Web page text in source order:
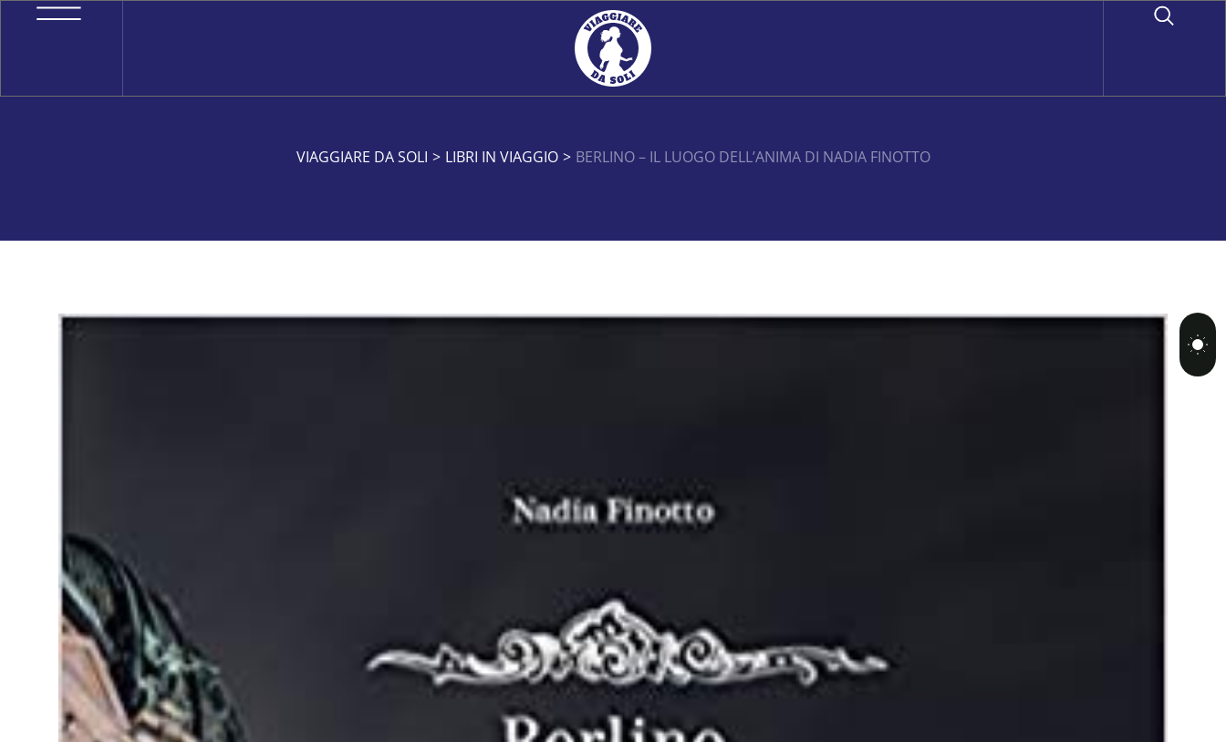
VIAGGIARE DA SOLI > LIBRI IN VIAGGIO > BERLINO – IL LUOGO DELL’ANIMA DI NADIA FINOTTO